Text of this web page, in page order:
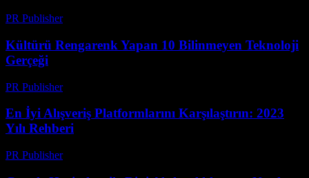
PR Publisher-
Kültürü Rengarenk Yapan 10 Bilinmeyen Teknoloji
Gerçeği
PR Publisher-
En İyi Alışveriş Platformlarını Karşılaştırın: 2023
Yılı Rehberi
PR Publisher-